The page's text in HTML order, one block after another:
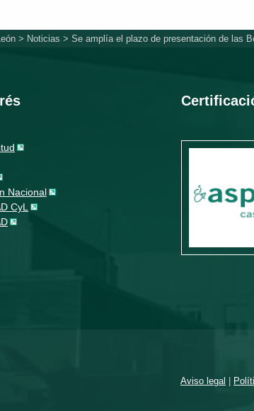
> Noticias > Se amplía el plazo de presentación de las
Nacional
CyL
Aviso legal